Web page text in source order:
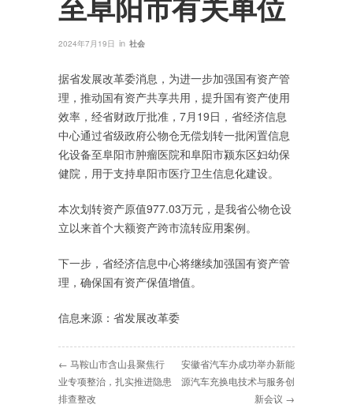
2024年7月19日 in 社会
据省发展改革委消息，为进一步加强国有资产管
理，推动国有资产共享共用，提升国有资产使用
效率，经省财政厅批准，7月19日，省经济信息
中心通过省级政府公物仓无偿划转一批闲置信息
化设备至阜阳市肿瘤医院和阜阳市颍东区妇幼保
健院，用于支持阜阳市医疗卫生信息化建设。
本次划转资产原值977.03万元，是我省公物仓设
立以来首个大额资产跨市流转应用案例。
下一步，省经济信息中心将继续加强国有资产管
理，确保国有资产保值增值。
信息来源：省发展改革委
← 马鞍山市含山县聚焦行
业专项整治，扎实推进隐患
排查整改
安徽省汽车办成功举办新能
源汽车充换电技术与服务创
新会议 →